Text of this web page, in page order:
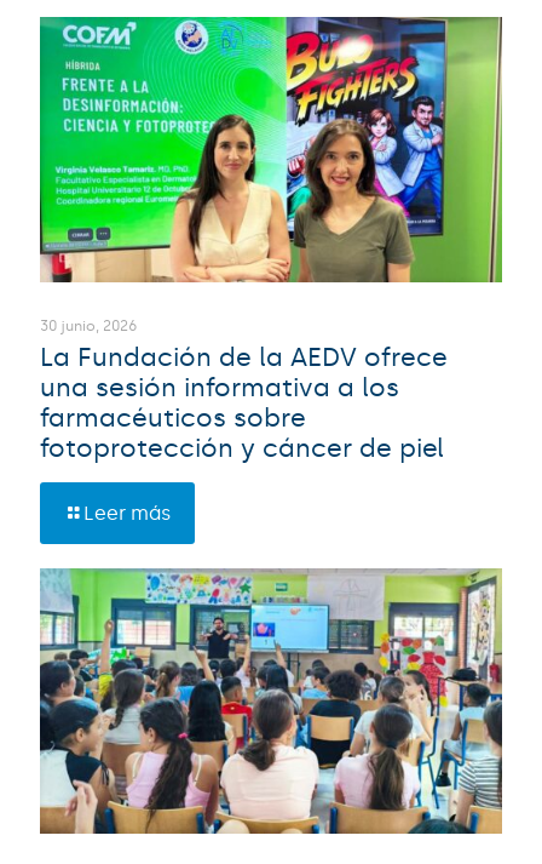
30 junio, 2026
La Fundación de la AEDV ofrece
una sesión informativa a los
farmacéuticos sobre
fotoprotección y cáncer de piel
Leer más